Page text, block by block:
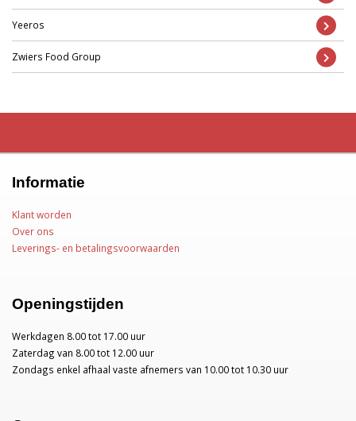
Yeeros
Zwiers Food Group
Informatie
Klant worden
Over ons
Leverings- en betalingsvoorwaarden
Openingstijden
Werkdagen 8.00 tot 17.00 uur
Zaterdag van 8.00 tot 12.00 uur
Zondags enkel afhaal vaste afnemers van 10.00 tot 10.30 uur